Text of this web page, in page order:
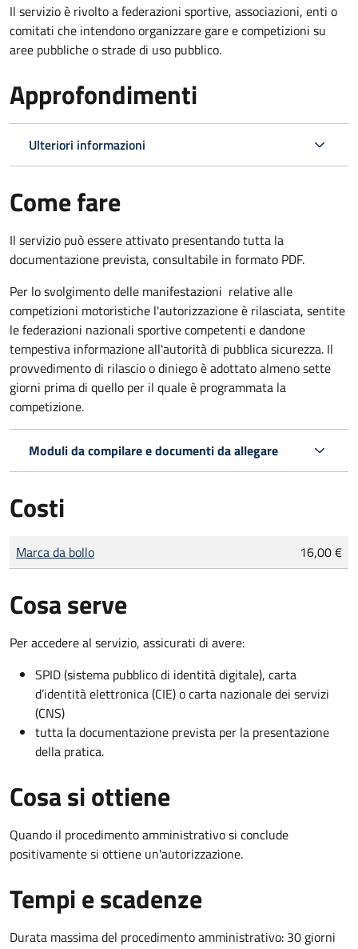
Il servizio è rivolto a federazioni sportive, associazioni, enti o
comitati che intendono organizzare gare e competizioni su
aree pubbliche o strade di uso pubblico.
Approfondimenti
Ulteriori informazioni
Come fare
Il servizio può essere attivato presentando tutta la
documentazione prevista, consultabile in formato PDF.
Per lo svolgimento delle manifestazioni relative alle
competizioni motoristiche l'autorizzazione è rilasciata, sentite
le federazioni nazionali sportive competenti e dandone
tempestiva informazione all'autorità di pubblica sicurezza. Il
provvedimento di rilascio o diniego è adottato almeno sette
giorni prima di quello per il quale è programmata la
competizione.
Moduli da compilare e documenti da allegare
Costi
Tipo di pagamento
Importo
Marca da bollo 16,00 €
Cosa serve
Per accedere al servizio, assicurati di avere:
SPID (sistema pubblico di identità digitale), carta
d’identità elettronica (CIE) o carta nazionale dei servizi
(CNS)
tutta la documentazione prevista per la presentazione
della pratica.
Cosa si ottiene
Quando il procedimento amministrativo si conclude
positivamente si ottiene un'autorizzazione.
Tempi e scadenze
Durata massima del procedimento amministrativo: 30 giorni